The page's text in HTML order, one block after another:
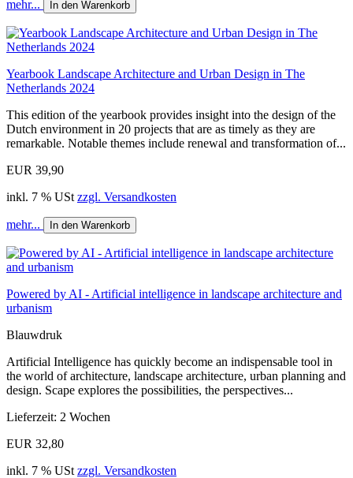
mehr... In den Warenkorb
Yearbook Landscape Architecture and Urban Design in The
Netherlands 2024
This edition of the yearbook provides insight into the design of the
Dutch environment in 20 projects that are as timely as they are
remarkable. Notable themes include renewal and transformation of...
EUR 39,90
inkl. 7 % USt zzgl. Versandkosten
mehr... In den Warenkorb
Powered by AI - Artificial intelligence in landscape architecture and
urbanism
Blauwdruk
Artificial Intelligence has quickly become an indispensable tool in
the world of architecture, landscape architecture, urban planning and
design. Scape explores the possibilities, the perspectives...
Lieferzeit: 2 Wochen
EUR 32,80
inkl. 7 % USt zzgl. Versandkosten